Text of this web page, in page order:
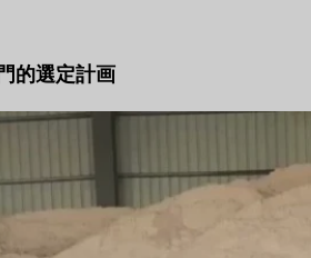
的選定計画